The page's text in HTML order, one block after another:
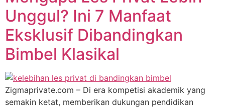
Unggul? Ini 7 Manfaat
Eksklusif Dibandingkan
Bimbel Klasikal
Zigmaprivate.com – Di era kompetisi akademik yang
semakin ketat, memberikan dukungan pendidikan